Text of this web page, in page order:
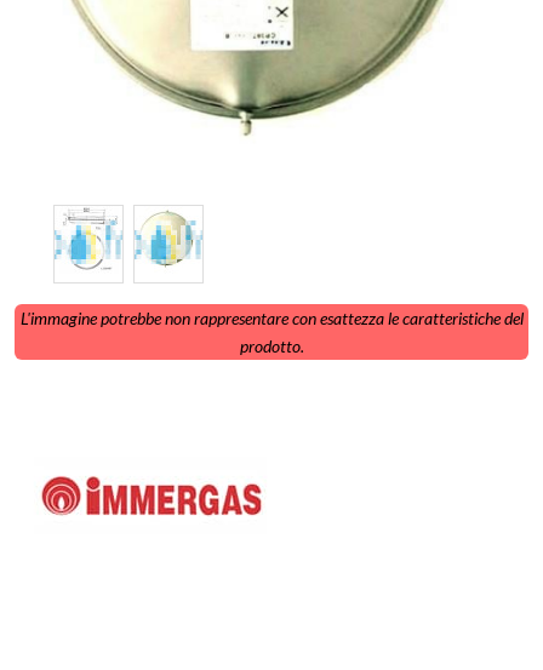
L'immagine potrebbe non rappresentare con esattezza le caratteristiche del
prodotto.